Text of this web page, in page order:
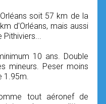
soit 57 km de la
d'Orléans, mais aussi
Pithiviers...
10 ans. Double
mineurs. Peser moins
1.95m.
tout aéronef de